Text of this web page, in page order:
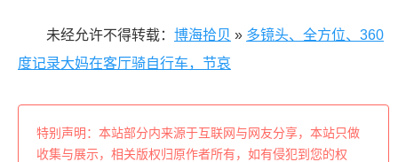
未经允许不得转载： 博海拾贝 » 多镜头、全方位、360
度记录大妈在客厅骑自行车，节哀
特别声明：本站部分内来源于互联网与网友分享，本站只做
收集与展示，相关版权归原作者所有，如有侵犯到您的权